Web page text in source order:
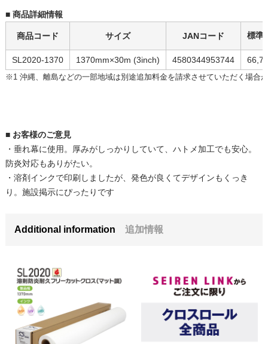
■ 商品詳細情報
商品コード サイズ JANコード 標準
SL2020-1370 1370mm×30m (3inch) 4580344953744
※1 沖縄、離島などの一部地域は別途追加料金を請求させていただく場合
■ お客様のご意見
・垂れ幕に使用。厚みがしっかりしていて、ハトメ加工でも安心。
防炎対応もありがたい。
・溶剤インクで印刷しましたが、発色が良くてデザインもくっき
り。施設掲示にぴったりです
Additional information 追加情報